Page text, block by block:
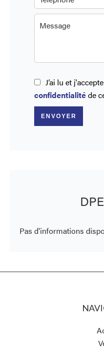
J’ai lu et
confidentialitéde
ENVOYER
Pas d'informations